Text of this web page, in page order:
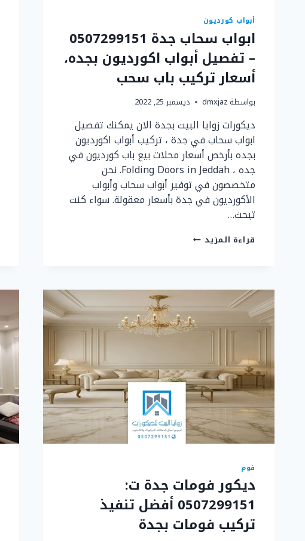
أبواب كورديون
ابواب سحاب جدة 0507299151
– تفصيل أبواب اكورديون بجده،
أسعار تركيب باب سحب
بواسطة dmxjaz ديسمبر 25, 2022
ديكورات زوايا البيت بجدة الان يمكنك تفصيل
ابواب سحاب في جدة ، تركيب أبواب اكورديون
بجده بأرخص أسعار محلات بيع باب كورديون في
جده ، Folding Doors in Jeddah. نحن
متخصصون في توفير أبواب سحاب وأبواب
الأكورديون في جدة بأسعار معقولة. سواء كنت
تبحث…
قراءة المزيد ابواب
اكورديون
بجده،
باب
سحب
فوم
ديكور فومات جدة ت:
0507299151 أفضل تنفيذ
تركيب فومات بجدة